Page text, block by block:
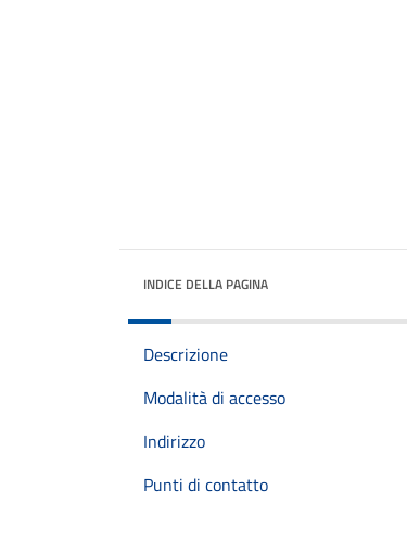
INDICE DELLA PAGINA
Descrizione
Modalità di accesso
Indirizzo
Punti di contatto